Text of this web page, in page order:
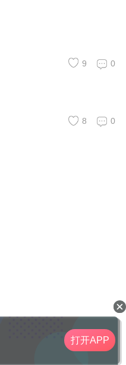
0
9
0
8
打开APP